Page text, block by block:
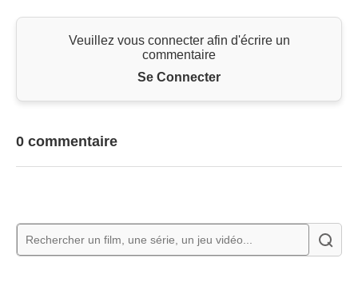
Veuillez vous connecter afin d'écrire un
commentaire
Se Connecter
0 commentaire